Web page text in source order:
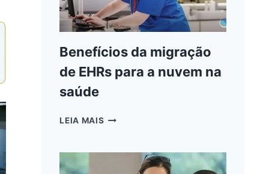
Benefícios da migração
de EHRs para a nuvem na
saúde
LEIA MAIS BENEFÍCIOS